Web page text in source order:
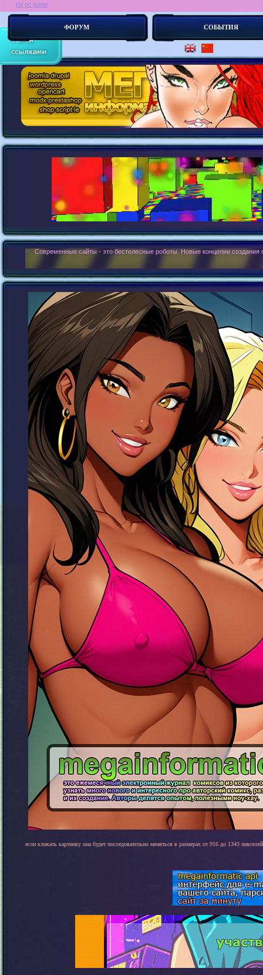
ФОРУМ СОБЫТИЯ
ria pc game
> : Современные сайты - это бестелесные роботы. Новые концепии создания
если кликать картинку она будет последовательно меняться в размерах от 916 до 1343